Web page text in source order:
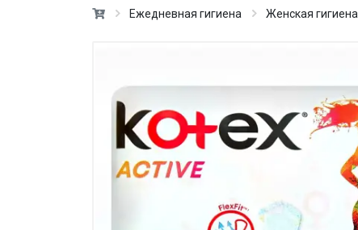
Лекарственные средства ›
Лечебная косметика ›
Красота и уход ›
Витамины и добавки ›
Ежедневная гигиена ›
Ежедневная гигиена Женская гигиена